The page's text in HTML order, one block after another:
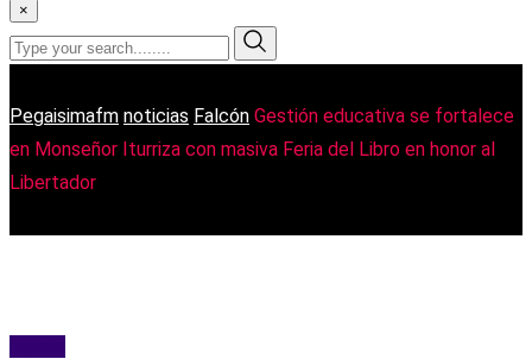
×
Pegaisimafm noticias Falcón Gestión educativa se fortalece
en Monseñor Iturriza con masiva Feria del Libro en honor al
Libertador